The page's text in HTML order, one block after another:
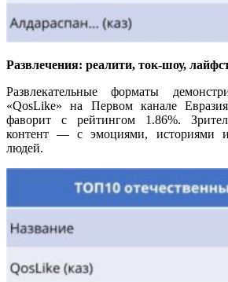
Развлечения: реалити, ток-шоу,
Развлекательные форматы
«QosLike» на Первом канале
фаворит с рейтингом 1.86%.
контент — с эмоциями, историями
людей.